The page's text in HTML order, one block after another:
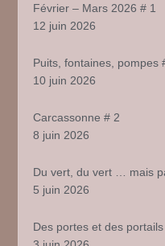
Février – Mars 2026 # 1
12 juin 2026
Puits, fontaines, pompes
10 juin 2026
Carcassonne # 2
8 juin 2026
Du vert, du vert … mais
5 juin 2026
Des portes et des portails